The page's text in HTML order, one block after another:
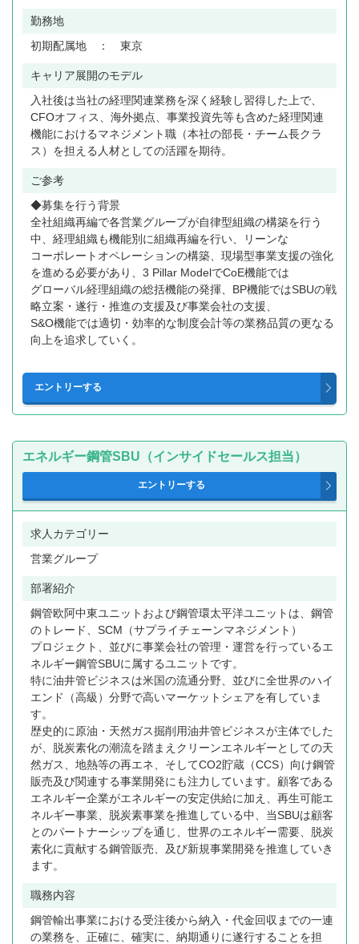
勤務地
初期配属地 ： 東京
キャリア展開のモデル
入社後は当社の経理関連業務を深く経験し習得した上で、
CFOオフィス、海外拠点、事業投資先等も含めた経理関連
機能におけるマネジメント職（本社の部長・チーム長クラ
ス）を担える人材としての活躍を期待。
ご参考
◆募集を行う背景
全社組織再編で各営業グループが自律型組織の構築を行う
中、経理組織も機能別に組織再編を行い、リーンな
コーポレートオペレーションの構築、現場型事業支援の強化
を進める必要があり、3 Pillar ModelでCoE機能では
グローバル経理組織の総括機能の発揮、BP機能ではSBUの戦
略立案・遂行・推進の支援及び事業会社の支援、
S&O機能では適切・効率的な制度会計等の業務品質の更なる
向上を追求していく。
エネルギー鋼管SBU（インサイドセールス担当）
求人カテゴリー
営業グループ
部署紹介
鋼管欧阿中東ユニットおよび鋼管環太平洋ユニットは、鋼管
のトレード、SCM（サプライチェーンマネジメント）
プロジェクト、並びに事業会社の管理・運営を行っているエ
ネルギー鋼管SBUに属するユニットです。
特に油井管ビジネスは米国の流通分野、並びに全世界のハイ
エンド（高級）分野で高いマーケットシェアを有していま
す。
歴史的に原油・天然ガス掘削用油井管ビジネスが主体でした
が、脱炭素化の潮流を踏まえクリーンエネルギーとしての天
然ガス、地熱等の再エネ、そしてCO2貯蔵（CCS）向け鋼管
販売及び関連する事業開発にも注力しています。顧客である
エネルギー企業がエネルギーの安定供給に加え、再生可能エ
ネルギー事業、脱炭素事業を推進している中、当SBUは顧客
とのパートナーシップを通じ、世界のエネルギー需要、脱炭
素化に貢献する鋼管販売、及び新規事業開発を推進していき
ます。
職務内容
鋼管輸出事業における受注後から納入・代金回収までの一連
の業務を、正確に、確実に、納期通りに遂行することを担